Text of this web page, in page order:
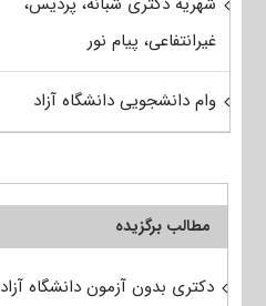
غیرانتفاعی، پیام نور
وام دانشجویی دانشگاه آزاد
مطالب برگزیده
دکتری بدون آزمون دانشگاه آزاد